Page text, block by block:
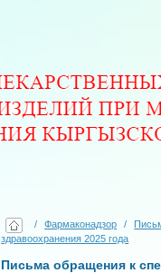
/ Фармаконадзор /
здравоохранения 2025 года
Письма обращения к